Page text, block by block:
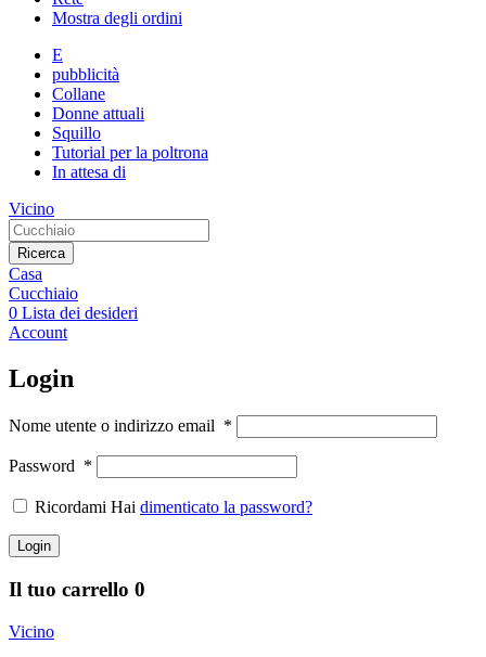
Mostra degli ordini
E
pubblicità
Collane
Donne attuali
Squillo
Tutorial per la poltrona
In attesa di
Vicino
Ricerca
Casa
Cucchiaio
0 Lista dei desideri
Account
Login
Nome utente o indirizzo email *
Password *
Ricordami Hai dimenticato la password?
Login
Il tuo carrello 0
Vicino